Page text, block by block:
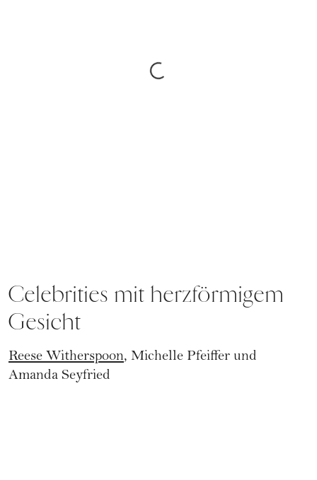
Celebrities mit herzförmigem
Gesicht
Reese Witherspoon, Michelle Pfeiffer und
Amanda Seyfried